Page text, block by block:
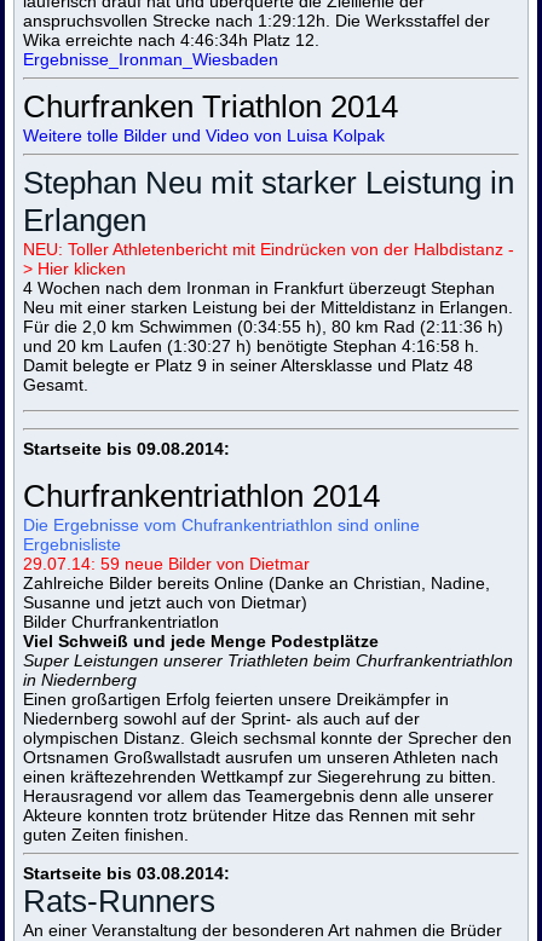
anspruchsvollen Strecke nach 1:29:12h. Die Werksstaffel der
Wika erreichte nach 4:46:34h Platz 12.
Ergebnisse_Ironman_Wiesbaden
Churfranken Triathlon 2014
Weitere tolle Bilder und Video von Luisa Kolpak
Stephan Neu mit starker Leistung in
Erlangen
NEU: Toller Athletenbericht mit Eindrücken von der Halbdistanz -
> Hier klicken
4 Wochen nach dem Ironman in Frankfurt überzeugt Stephan
Neu mit einer starken Leistung bei der Mitteldistanz in Erlangen.
Für die 2,0 km Schwimmen (0:34:55 h), 80 km Rad (2:11:36 h)
und 20 km Laufen (1:30:27 h) benötigte Stephan 4:16:58 h.
Damit belegte er Platz 9 in seiner Altersklasse und Platz 48
Gesamt.
Startseite bis 09.08.2014:
Churfrankentriathlon 2014
Die Ergebnisse vom Chufrankentriathlon sind online
Ergebnisliste
29.07.14: 59 neue Bilder von Dietmar
Zahlreiche Bilder bereits Online (Danke an Christian, Nadine,
Susanne und jetzt auch von Dietmar)
Bilder Churfrankentriatlon
Viel Schweiß und jede Menge Podestplätze
Super Leistungen unserer Triathleten beim Churfrankentriathlon
in Niedernberg
Einen großartigen Erfolg feierten unsere Dreikämpfer in
Niedernberg sowohl auf der Sprint- als auch auf der
olympischen Distanz. Gleich sechsmal konnte der Sprecher den
Ortsnamen Großwallstadt ausrufen um unseren Athleten nach
einen kräftezehrenden Wettkampf zur Siegerehrung zu bitten.
Herausragend vor allem das Teamergebnis denn alle unserer
Akteure konnten trotz brütender Hitze das Rennen mit sehr
guten Zeiten finishen.
Startseite bis 03.08.2014:
Rats-Runners
An einer Veranstaltung der besonderen Art nahmen die Brüder